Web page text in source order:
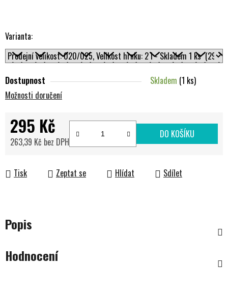
Varianta:
Dostupnost Skladem (1 ks)
Možnosti doručení
295 Kč
263,39 Kč bez DPH
DO KOŠÍKU
Tisk Zeptat se Hlídat Sdílet
Popis
Hodnocení